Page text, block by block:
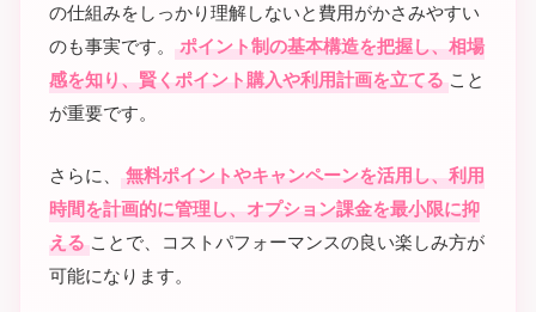
の仕組みをしっかり理解しないと費用がかさみやすい
のも事実です。
ポイント制の基本構造を把握し、相場
感を知り、賢くポイント購入や利用計画を立てる こと
が重要です。
さらに、
無料ポイントやキャンペーンを活用し、利用
時間を計画的に管理し、オプション課金を最小限に抑
える ことで、コストパフォーマンスの良い楽しみ方が
可能になります。